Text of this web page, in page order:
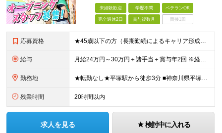
未経験歓迎 学歴不問 ベテランOK
完全週休2日 賞与複数月 面接1回
応募資格 ★45歳以下の方（長期勤続によるキャリア形成のため） ★完全未経験の方、大歓迎！ ■未経験、ブランクのある方の社会復帰も応援します ※学歴不問 ＼こんな方にピッタリの職場です！／ ◎日常的にスマー
給与 月給24万円～30万円＋諸手当＋賞与年2回 ※経験やスキルを最大限考慮して給与を決定 ※試用期間3ヶ月（その間の待遇に差異はありません） ※月給額は経験・スキルを考慮の上、決定します。 ※残業代は退
勤務地 ★転勤なし★平塚駅から徒歩3分 ■神奈川県平塚市宝町3-1 平塚MNビル1階 ＜平塚ってどんな街？7つの魅力をご紹介します＞ ■海まで徒歩圏内で、湘南の潮風を感じながら過ごせる ■目の前の駅ビル「ラ
残業時間 20時間以内
求人を見る 検討中に入れる